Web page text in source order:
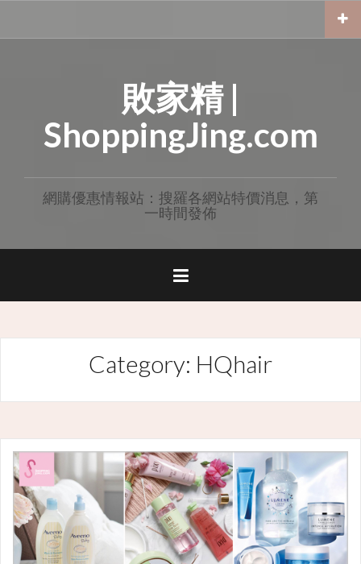
敗家精 |
ShoppingJing.com
網購優惠情報站：搜羅各網站特價消息，第
一時間發佈
Category: HQhair